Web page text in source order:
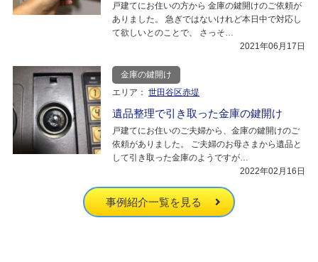
戸建てにお住いの方から 金庫の鍵開けのご依頼が
ありました。 急ぎではないけれど本日中で対応し
て欲しいとのことで、 さっそ…
2021年06月17日
金庫の鍵開け
エリア： 世田谷区赤堤
遺品整理で引き取った金庫の鍵開け
戸建てにお住いのご夫婦から、金庫の鍵開けのご
依頼がありました。 ご夫婦のお母さまから遺品と
して引き取った金庫のようですが…
2022年02月16日
事例紹介一覧を見る